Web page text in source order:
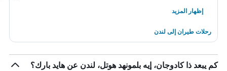
إظهار المزيد
رحلات طيران إلى لندن
كم يبعد ذا كادوجان، إيه بلمونهد هوتل، لندن عن هايد بارك؟